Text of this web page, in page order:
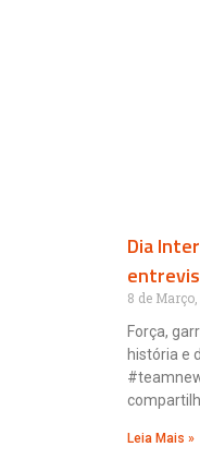
Dia
8 de Março,
Força,
história e
Leia Mais »